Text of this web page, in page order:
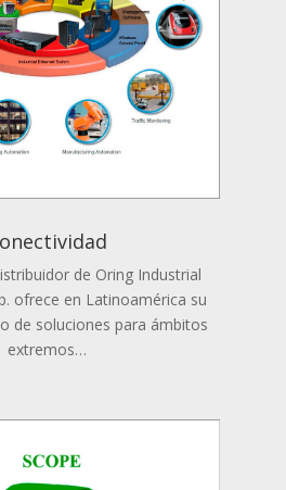
de Oring Industrial
ofrece en Latinoamérica su
de soluciones para ámbitos
extremos…